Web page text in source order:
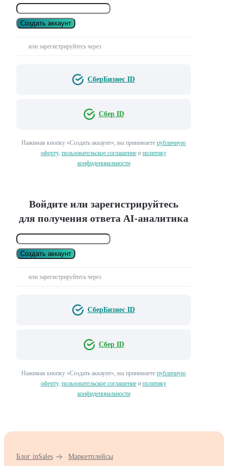
Создать аккаунт
или зарегистрируйтесь через
СберБизнес ID
Сбер ID
Нажимая кнопку «Создать аккаунт», вы принимаете публичную
оферту, пользовательское соглашение и политику
конфиденциальности
Войдите или зарегистрируйтесь
для получения ответа AI-аналитика
Создать аккаунт
или зарегистрируйтесь через
СберБизнес ID
Сбер ID
Нажимая кнопку «Создать аккаунт», вы принимаете публичную
оферту, пользовательское соглашение и политику
конфиденциальности
Блог inSales Маркетплейсы